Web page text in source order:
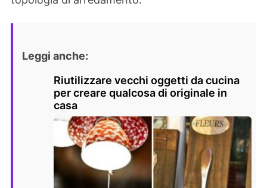
Leggi anche:
Riutilizzare vecchi oggetti da cucina
per creare qualcosa di originale in
casa